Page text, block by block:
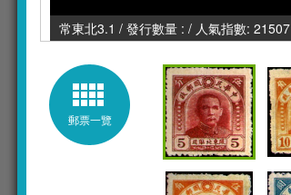
常東北3.1 / 發行數量 : / 人氣指數: 21507
郵票一覽